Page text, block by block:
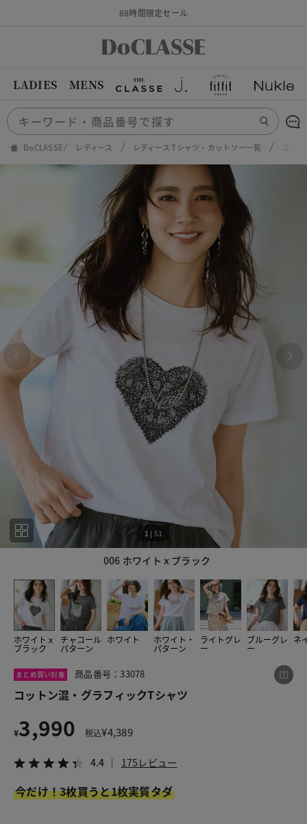
88時間限定セール
LADIES MENS
DoCLASSE レディース レディース Tシャツ・カットソー一覧 コッ
006 ホワイトｘブラック
1 | 51
ホワイトｘ
ブラック
チャコール
パターン
ホワイト ホワイト・
パターン
ライトグレ
ー
ブルーグレ
ー
ネ
1 51
まとめ買い対象 商品番号：33078
コットン混・グラフィックTシャツ
¥3,990 税込¥4,389
4.4 175レビュー
今だけ！3枚買うと1枚実質タダ
この商品をシェアする
コットン混・グラフィックTシャツ